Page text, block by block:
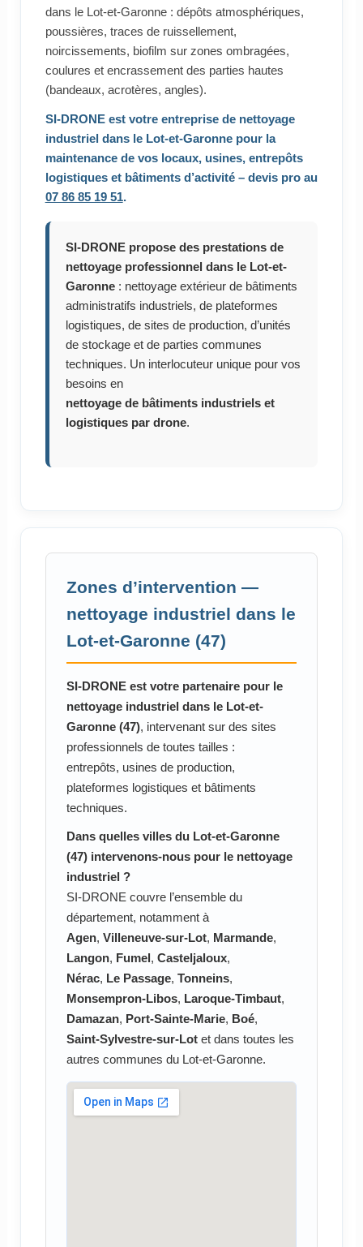
dans le Lot-et-Garonne : dépôts atmosphériques,
poussières, traces de ruissellement,
noircissements, biofilm sur zones ombragées,
coulures et encrassement des parties hautes
(bandeaux, acrotères, angles).
SI-DRONE est votre entreprise de nettoyage
industriel dans le Lot-et-Garonnepour la
maintenance de vos locaux, usines, entrepôts
logistiques et bâtiments d’activité – devis pro au
07 86 85 19 51.
SI-DRONE propose des prestations de
nettoyage professionnel dans le Lot-et-
Garonne: nettoyage extérieur de bâtiments
administratifs industriels, de plateformes
logistiques, de sites de production, d’unités
de stockage et de parties communes
techniques. Un interlocuteur unique pour vos
besoins en
nettoyage de bâtiments industriels et
logistiques par drone.
Zones d’intervention —
nettoyage industriel dans le
Lot-et-Garonne (47)
SI-DRONE est votre partenaire pour le
nettoyage industriel dans le Lot-et-
Garonne (47), intervenant sur des sites
professionnels de toutes tailles :
entrepôts, usines de production,
plateformes logistiques et bâtiments
techniques.
Dans quelles villes du Lot-et-Garonne
(47) intervenons-nous pour le nettoyage
industriel ?
SI-DRONE couvre l’ensemble du
département, notamment à
Agen, Villeneuve-sur-Lot, Marmande,
Langon, Fumel, Casteljaloux,
Nérac, Le Passage, Tonneins,
Monsempron-Libos, Laroque-Timbaut,
Damazan, Port-Sainte-Marie, Boé,
Saint-Sylvestre-sur-Lotet dans toutes les
autres communes du Lot-et-Garonne.